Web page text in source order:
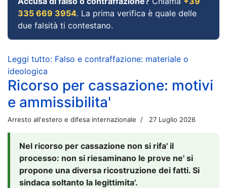
335 669 3954. La prima verifica è quale delle
due falsità ti contestano.
Leggi tutto: Falso e contraffazione: materiale o
ideologica
Ricorso per cassazione: motivi
e ammissibilita'
Arresto all'estero e difesa internazionale 27 Luglio 2026
Nel ricorso per cassazione non si rifa' il
processo: non si riesaminano le prove ne' si
propone una diversa ricostruzione dei fatti. Si
sindaca soltanto la legittimita'.